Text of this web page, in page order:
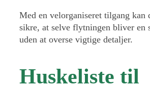
Med en velorganiseret tilgang kan
sikre, at selve flytningen bliver en
uden at overse vigtige detaljer.
Huskeliste til